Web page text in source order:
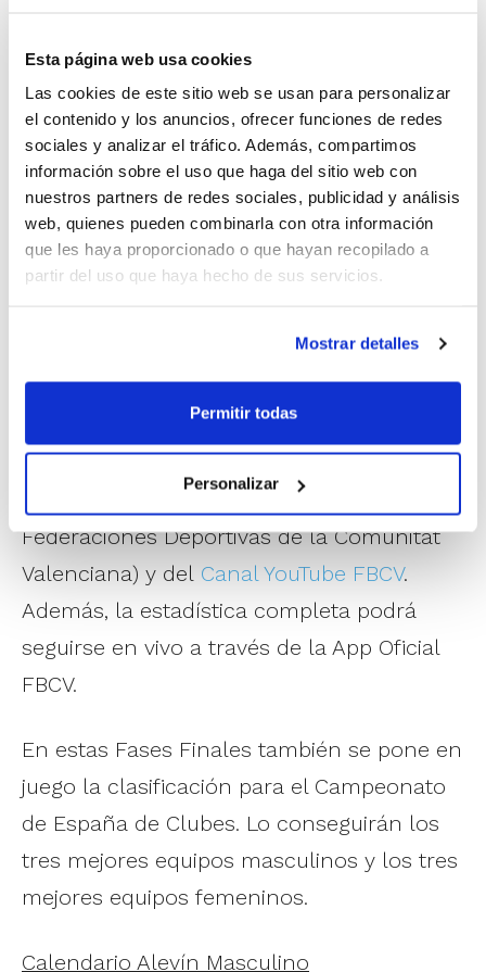
Esta página web usa cookies
Las cookies de este sitio web se usan para personalizar
el contenido y los anuncios, ofrecer funciones de redes
sociales y analizar el tráfico. Además, compartimos
información sobre el uso que haga del sitio web con
nuestros partners de redes sociales, publicidad y análisis
web, quienes pueden combinarla con otra información
que les haya proporcionado o que hayan recopilado a
partir del uso que haya hecho de sus servicios.
Mostrar detalles
Permitir todas
Personalizar
Las Fases Finales Alevín IR Autonómico
abrirán el espectáculo del minibasket en
Benissa. En masculino competirán Valencia
Basket, CB L’Horta Godella, Novasmile
Lucentum Alicante y Escola Bàsquet NB
Torrent; mientras que en femenino lo
harán Valencia Basket, Novasmile
Traumacoke El Pilar. Los equipos se
medirán entre sí en un formato de todos
contra todos. Los encuentros se emitirán
en directoa través de EsportViu(la
plataforma de la Asociación de
Federaciones Deportivas de la Comunitat
Valenciana) y del Canal YouTube FBCV.
Además, la estadística completa podrá
seguirse en vivo a través de la App Oficial
FBCV.
En estas Fases Finales también se pone en
juego la clasificación para el Campeonato
de España de Clubes. Lo conseguirán los
tres mejores equipos masculinos y los tres
mejores equipos femeninos.
Calendario Alevín Masculino